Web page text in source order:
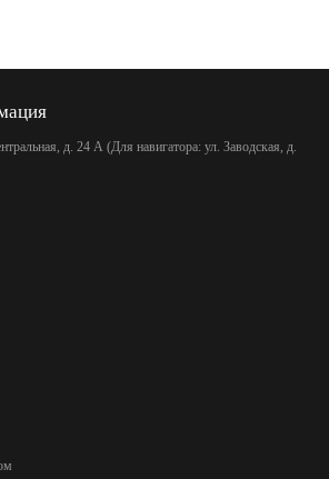
д. 24 А (Для навигатора: ул. Заводская, д.